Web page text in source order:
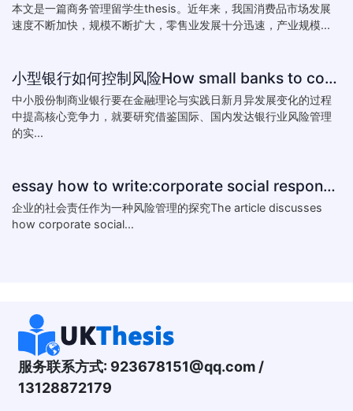
本文是一篇商务管理留学生thesis。近年来，我国消费品市场发展
速度不断加快，规模不断扩大，零售业发展十分迅速，产业规模...
小型银行如何控制风险How small banks to control risk
中小股份制商业银行要在金融理论与实践日新月异发展变化的过程
中提高核心竞争力，就要研究借鉴国际、国内发达银行业风险管理
的实...
essay how to write:corporate social responsibility practice
企业的社会责任作为一种风险管理的探究The article discusses
how corporate social...
服务联系方式: 923678151@qq.com /
13128872179